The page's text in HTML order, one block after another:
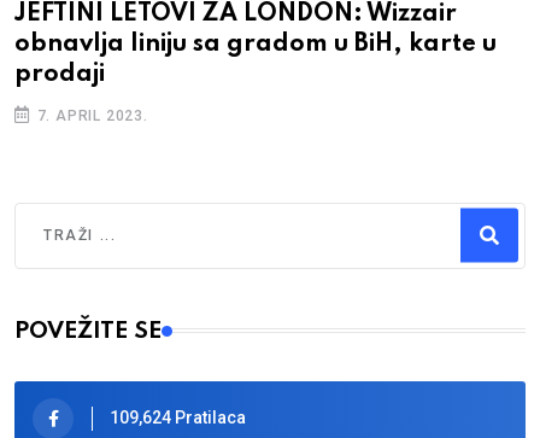
JEFTINI LETOVI ZA LONDON: Wizzair
obnavlja liniju sa gradom u BiH, karte u
prodaji
7. APRIL 2023.
Type 2 or more characters for results.
POVEŽITE SE
109,624 Pratilaca